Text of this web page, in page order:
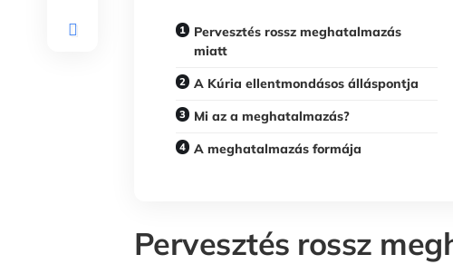
Pervesztés rossz meghatalmazás
miatt
A Kúria ellentmondásos álláspontja
Mi az a meghatalmazás?
A meghatalmazás formája
Pervesztés rossz